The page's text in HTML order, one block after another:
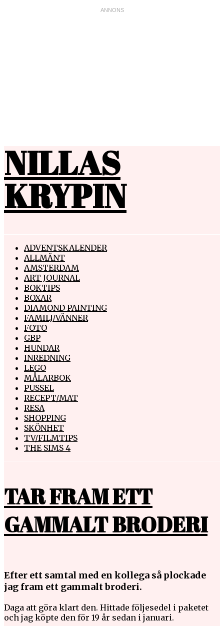
NILLAS
KRYPIN
ADVENTSKALENDER
ALLMÄNT
AMSTERDAM
ART JOURNAL
BOKTIPS
BOXAR
DIAMOND PAINTING
FAMILJ/VÄNNER
FOTO
GBP
HUNDAR
INREDNING
LEGO
MÅLARBOK
PUSSEL
RECEPT/MAT
RESA
SHOPPING
SKÖNHET
TV/FILMTIPS
THE SIMS 4
TAR FRAM ETT
GAMMALT BRODERI
Efter ett samtal med en kollega så plockade
jag fram ett gammalt broderi.
Daga att göra klart den. Hittade följesedel i paketet
och jag köpte den för 19 år sedan i januari.